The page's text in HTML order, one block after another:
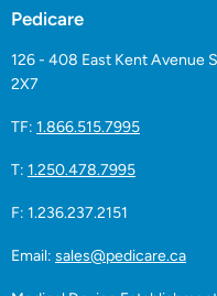
Pedicare
126 - 408 East Kent Avenue
2X7
TF: 1.866.515.7995
T: 1.250.478.7995
F: 1.236.237.2151
Email: sales@pedicare.ca